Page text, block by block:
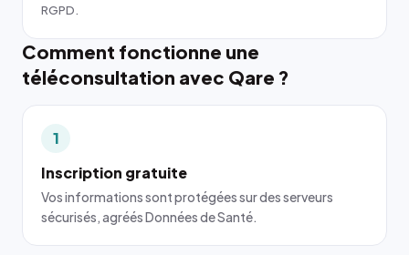
RGPD.
Comment fonctionne une
téléconsultation avec Qare ?
1
Inscription gratuite
Vos informations sont protégées sur des serveurs
sécurisés, agréés Données de Santé.